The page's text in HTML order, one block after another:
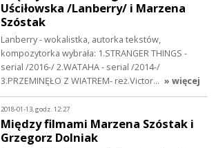
Uściłowska /Lanberry/ i Marzena
Szóstak
Lanberry - wokalistka, autorka tekstów,
kompozytorka wybrała: 1.STRANGER THINGS -
serial /2016-/ 2.WATAHA - serial /2014-/
3.PRZEMINĘŁO Z WIATREM- reż.Victor… » więcej
2018-01-13, godz. 12:27
Między filmami Marzena Szóstak i
Grzegorz Dolniak